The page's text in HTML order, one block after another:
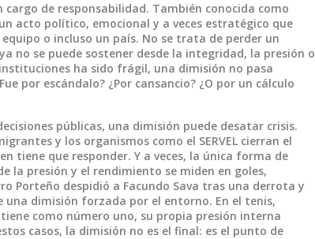
de responsabilidad. También conocida como
acto político, emocional y a veces estratégico que
o incluso un país. No se trata de perder un
no se puede sostener desde la integridad, la presión o
ha sido frágil, una dimisión no pasa
por escándalo? ¿Por cansancio? ¿O por un cálculo
públicas, una dimisión puede desatar crisis.
y los organismos como el SERVEL cierran el
tiene que responder. Y a veces, la única forma de
la presión y el rendimiento se miden en goles,
Porteño despidió a Facundo Sava tras una derrota y
una dimisión forzada por el entorno. En el tenis,
como número uno, su propia presión interna
casos, la dimisión no es el final: es el punto de